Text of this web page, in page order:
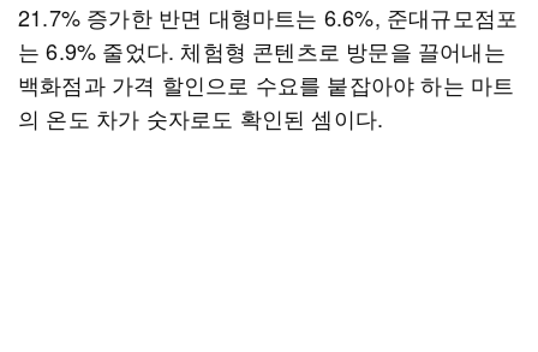
21.7% 증가한 반면 대형마트는 6.6%, 준대규모점포
는 6.9% 줄었다. 체험형 콘텐츠로 방문을 끌어내는
백화점과 가격 할인으로 수요를 붙잡아야 하는 마트
의 온도 차가 숫자로도 확인된 셈이다.